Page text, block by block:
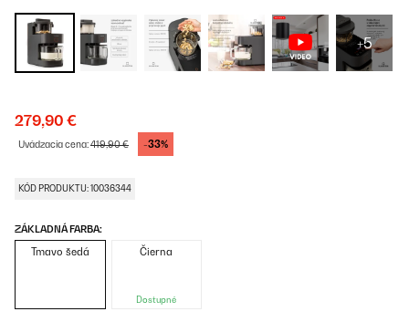
+5
279,90 €
Uvádzacia cena:419,90 € -33%
KÓD PRODUKTU: 10036344
ZÁKLADNÁ FARBA:
Tmavo šedá Čierna
Dostupné